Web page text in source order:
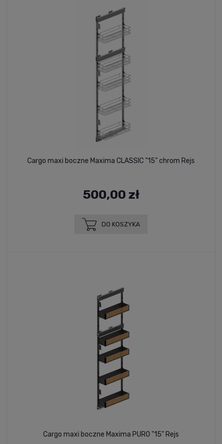
Cargo maxi boczne Maxima CLASSIC "15" chrom Rejs
500,00 zł
DO KOSZYKA
Cargo maxi boczne Maxima PURO "15" Rejs